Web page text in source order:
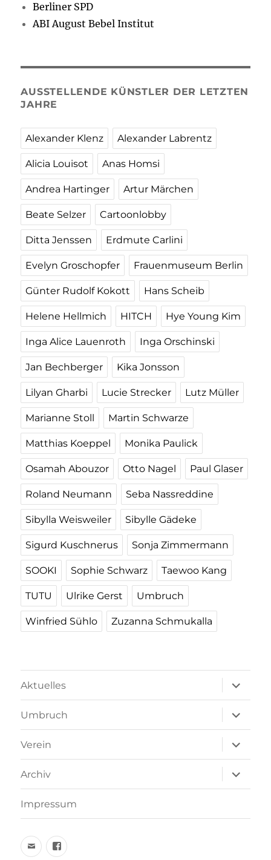
Berliner SPD
ABI August Bebel Institut
AUSSTELLENDE KÜNSTLER DER LETZTEN
JAHRE
Alexander Klenz Alexander Labrentz
Alicia Louisot Anas Homsi
Andrea Hartinger Artur Märchen
Beate Selzer Cartoonlobby
Ditta Jenssen Erdmute Carlini
Evelyn Groschopfer Frauenmuseum Berlin
Günter Rudolf Kokott Hans Scheib
Helene Hellmich HITCH Hye Young Kim
Inga Alice Lauenroth Inga Orschinski
Jan Bechberger Kika Jonsson
Lilyan Gharbi Lucie Strecker Lutz Müller
Marianne Stoll Martin Schwarze
Matthias Koeppel Monika Paulick
Osamah Abouzor Otto Nagel Paul Glaser
Roland Neumann Seba Nassreddine
Sibylla Weisweiler Sibylle Gädeke
Sigurd Kuschnerus Sonja Zimmermann
SOOKI Sophie Schwarz Taewoo Kang
TUTU Ulrike Gerst Umbruch
Winfried Sühlo Zuzanna Schmukalla
Aktuelles
öffnen
Umbruch
öffnen
Verein
öffnen
Archiv
öffnen
Impressum
Emailfacebook